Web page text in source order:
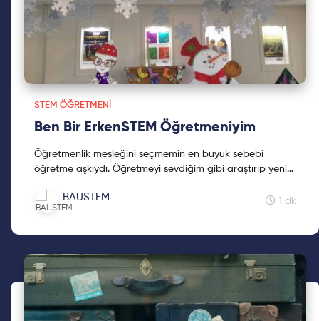
STEM ÖĞRETMENI
Ben Bir ErkenSTEM Öğretmeniyim
Öğretmenlik mesleğini seçmemin en büyük sebebi
öğretme aşkıydı. Öğretmeyi sevdiğim gibi araştırıp yeni
BAUSTEM 1 dk